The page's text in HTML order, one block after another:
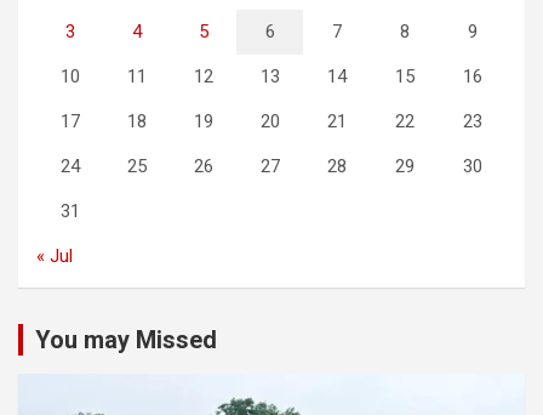
3 4 5 6 7 8 9
10 11 12 13 14 15 16
17 18 19 20 21 22 23
24 25 26 27 28 29 30
31
« Jul
You may Missed